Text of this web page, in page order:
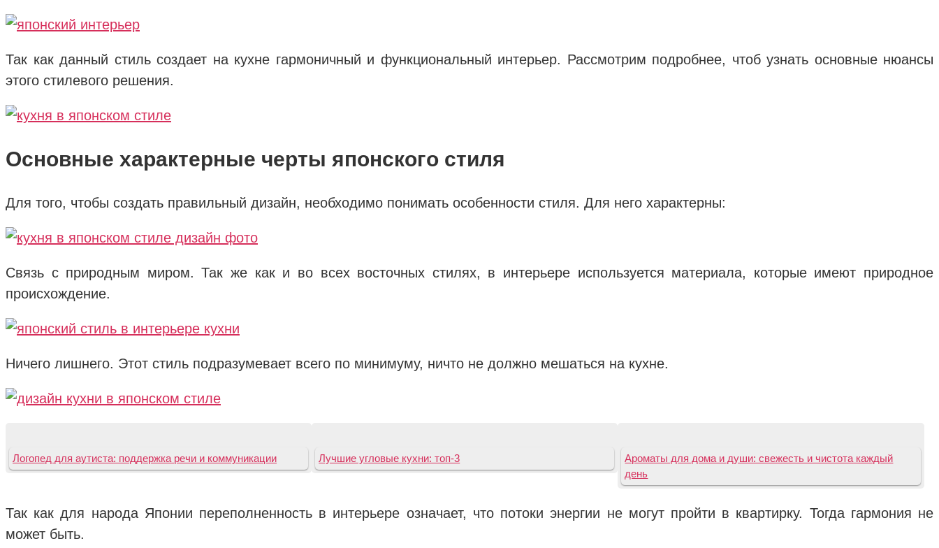
Так как данный стиль создает на кухне гармоничный и функциональный интерьер. Рассмотрим подробнее, чтоб узнать основные нюансы
этого стилевого решения.
Основные характерные черты японского стиля
Для того, чтобы создать правильный дизайн, необходимо понимать особенности стиля. Для него характерны:
Связь с природным миром. Так же как и во всех восточных стилях, в интерьере используется материала, которые имеют природное
происхождение.
Ничего лишнего. Этот стиль подразумевает всего по минимуму, ничто не должно мешаться на кухне.
Логопед для аутиста: поддержка речи и коммуникации Лучшие угловые кухни: топ-3
Ароматы для дома и души: свежесть и чистота каждый
день
Так как для народа Японии переполненность в интерьере означает, что потоки энергии не могут пройти в квартирку. Тогда гармония не
может быть.